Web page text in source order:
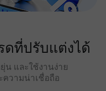
ดที่ปรับแต่งได้
น และใช้งานง่าย
ความน่าเชื่อถือ